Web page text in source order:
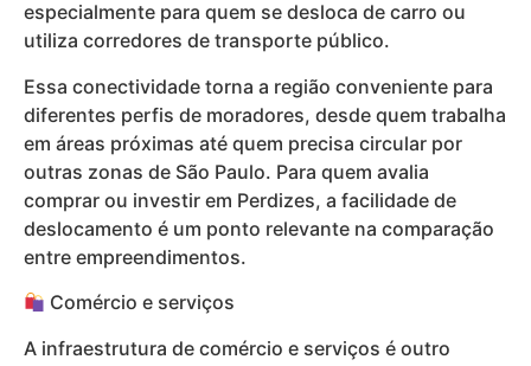
especialmente para quem se desloca de carro ou
utiliza corredores de transporte público.
Essa conectividade torna a região conveniente para
diferentes perfis de moradores, desde quem trabalha
em áreas próximas até quem precisa circular por
outras zonas de São Paulo. Para quem avalia
comprar ou investir em Perdizes, a facilidade de
deslocamento é um ponto relevante na comparação
entre empreendimentos.
Comércio e serviços
A infraestrutura de comércio e serviços é outro